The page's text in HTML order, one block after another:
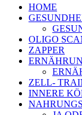
HOME
OLIGO
ZAPPER
ZELL-
INNERE